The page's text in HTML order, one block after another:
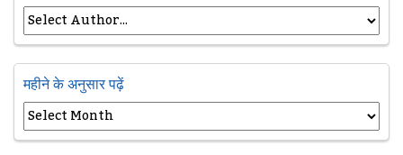
महीने के अनुसार पढ़ें